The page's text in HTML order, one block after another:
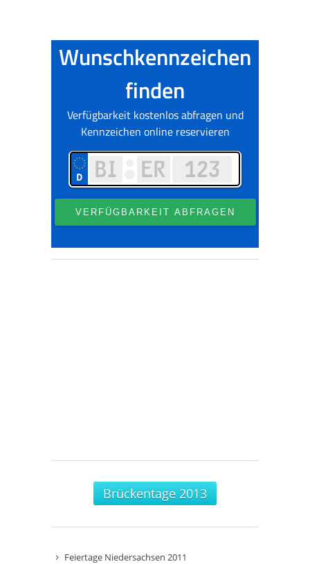
Brückentage 2013
Feiertage Niedersachsen 2011